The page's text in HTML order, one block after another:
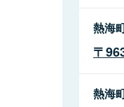
熱海
熱海